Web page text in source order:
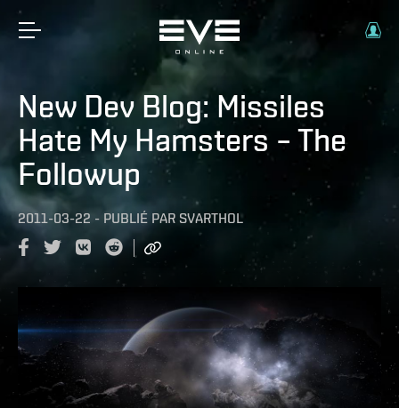
New Dev Blog: Missiles
Hate My Hamsters – The
Followup
2011-03-22 - PUBLIÉ PAR SVARTHOL